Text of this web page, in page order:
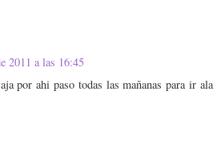
2011 a las 16:45
por ahi paso todas las mañanas para ir ala